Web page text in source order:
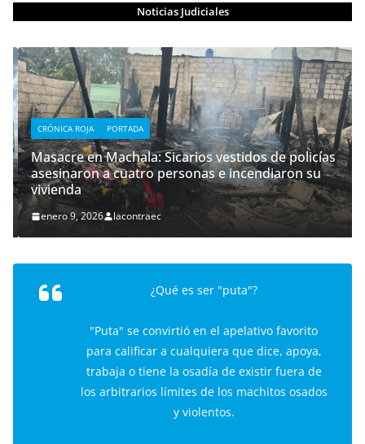
Noticias Judiciales
CRÓNICA ROJA PORTADA
Masacre en Machala: Sicarios vestidos de policías
asesinaron a cuatro personas e incendiaron su
vivienda
enero 9, 2026 lacontraec
¿Qué es ser "puta"?
"Puta" se convirtió en el apelativo favorito
para calificar a cualquiera que dice, apoya,
trabaja o tiene la osadía de existir fuera de
los arbitrarios límites de los machitos osados
y violentos.